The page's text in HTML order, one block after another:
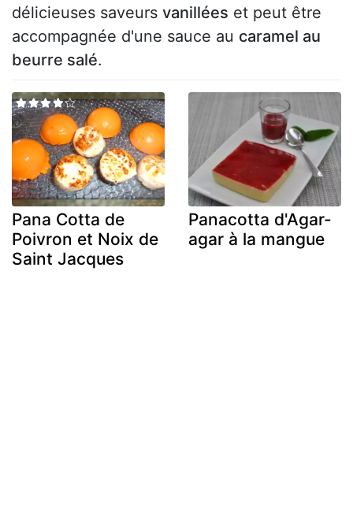
délicieuses saveurs vanillées et peut être
accompagnée d'une sauce au caramel au
beurre salé.
Pana Cotta de
Poivron et Noix de
Saint Jacques
Panacotta d'Agar-
agar à la mangue